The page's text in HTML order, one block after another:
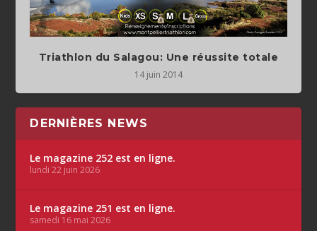
Triathlon du Salagou: Une réussite totale
14 juin 2014
DERNIÈRES NEWS
Le magazine 252 est en ligne.
lundi 22 juin 2026
Le magazine 251 est en ligne.
samedi 16 mai 2026